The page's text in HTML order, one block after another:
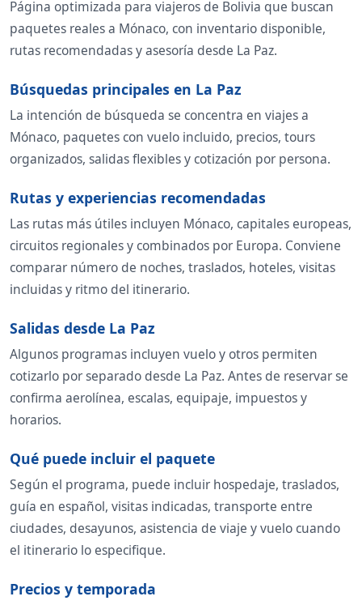
Página optimizada para viajeros de Bolivia que buscan
paquetes reales a Mónaco, con inventario disponible,
rutas recomendadas y asesoría desde La Paz.
Búsquedas principales en La Paz
La intención de búsqueda se concentra en viajes a
Mónaco, paquetes con vuelo incluido, precios, tours
organizados, salidas flexibles y cotización por persona.
Rutas y experiencias recomendadas
Las rutas más útiles incluyen Mónaco, capitales europeas,
circuitos regionales y combinados por Europa. Conviene
comparar número de noches, traslados, hoteles, visitas
incluidas y ritmo del itinerario.
Salidas desde La Paz
Algunos programas incluyen vuelo y otros permiten
cotizarlo por separado desde La Paz. Antes de reservar se
confirma aerolínea, escalas, equipaje, impuestos y
horarios.
Qué puede incluir el paquete
Según el programa, puede incluir hospedaje, traslados,
guía en español, visitas indicadas, transporte entre
ciudades, desayunos, asistencia de viaje y vuelo cuando
el itinerario lo especifique.
Precios y temporada